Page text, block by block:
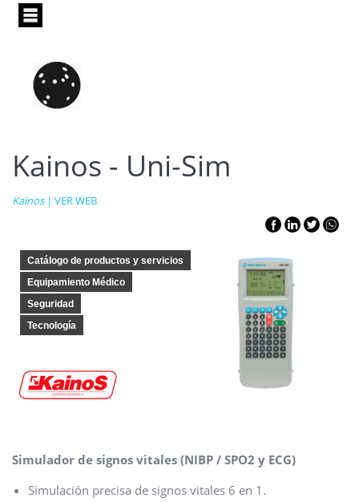
Pasar
principal
Kainos - Uni-Sim
Kainos | VER WEB
Catálogo de productos y servicios
Equipamiento Médico
Seguridad
Tecnología
Simulador de signos vitales (NIBP / SPO2 y ECG)
Simulación precisa de signos vitales 6 en 1.